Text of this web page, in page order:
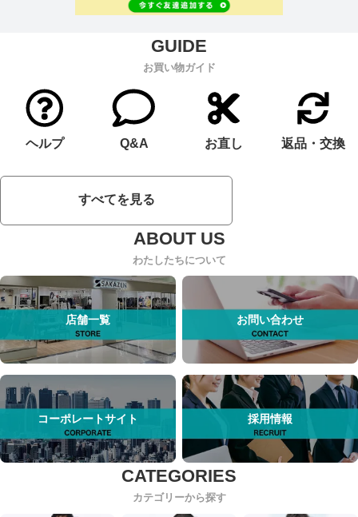
お買い物ガイド
ヘルプ Q&A お直し 返品・交換
すべてを見る
わたしたちについて
店舗一覧 お問い合わせ
コーポレートサイト 採用情報
カテゴリーから探す